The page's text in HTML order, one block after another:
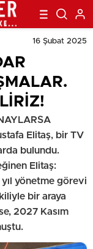
16 Şubat 2025
Elitaş, bir TV
bulundu.
Elitaş:
yönetme görevi
bir araya
2027 Kasım